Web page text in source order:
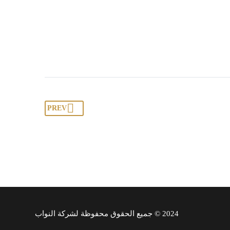
PREV
2024 © جميع الحقوق محفوظة لشركة النواب